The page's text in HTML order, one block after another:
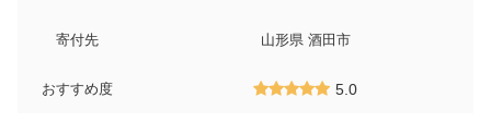
寄付先 山形県 酒田市
おすすめ度 5.0